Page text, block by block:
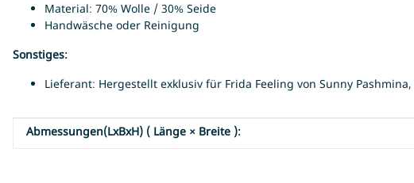
Material: 70% Wolle / 30% Seide
Handwäsche oder Reinigung
Sonstiges:
Lieferant: Hergestellt exklusiv für Frida Feeling von Sunny Pashmina,
Produkteigenschaft
Wert
Abmessungen(LxBxH) ( Länge × Breite ):